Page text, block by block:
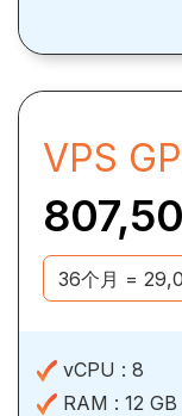
VPS
vCPU : 8
RAM : 12 GB